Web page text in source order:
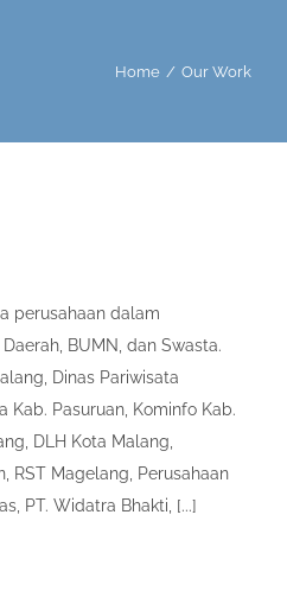
Home / Our Work
perusahaan dalam
BUMN, dan Swasta.
Dinas Pariwisata
Kab. Pasuruan, Kominfo Kab.
DLH Kota Malang,
RST Magelang, Perusahaan
PT. Widatra Bhakti, [...]